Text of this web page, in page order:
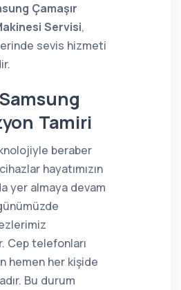
Çamaşır
Servisi,
sevis hizmeti
Tamiri
beraber
hayatımızın
yer almaya devam
Cep telefonları
hemen her kişide
Bu durum